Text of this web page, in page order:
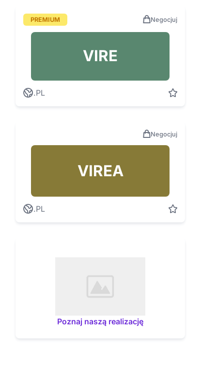
PREMIUM Negocjuj
VIRE
.PL
Negocjuj
VIREA
.PL
Poznaj naszą realizację